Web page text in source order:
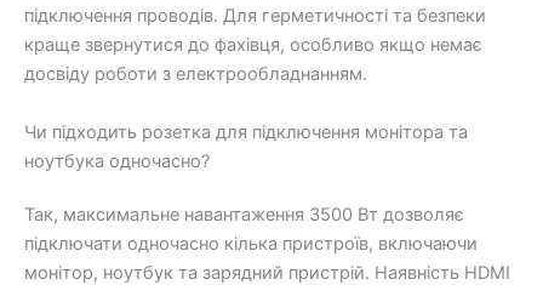
підключення проводів. Для герметичності та безпеки
краще звернутися до фахівця, особливо якщо немає
досвіду роботи з електрообладнанням.
Чи підходить розетка для підключення монітора та
ноутбука одночасно?
Так, максимальне навантаження 3500 Вт дозволяє
підключати одночасно кілька пристроїв, включаючи
монітор, ноутбук та зарядний пристрій. Наявність HDMI